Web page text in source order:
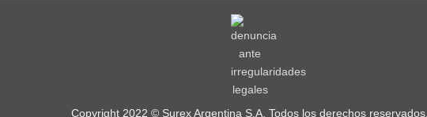
Copyright 2022 © Surex Argentina S.A. Todos los derechos